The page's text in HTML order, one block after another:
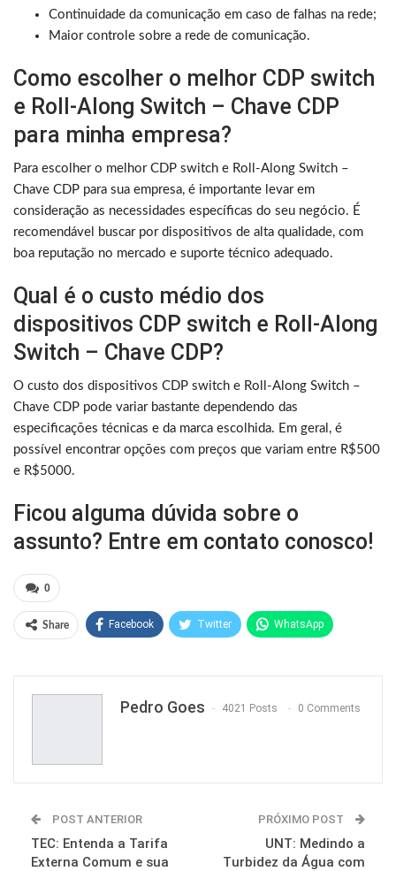
Continuidade da comunicação em caso de falhas na rede;
Maior controle sobre a rede de comunicação.
Como escolher o melhor CDP switch
e Roll-Along Switch – Chave CDP
para minha empresa?
Para escolher o melhor CDP switch e Roll-Along Switch –
Chave CDP para sua empresa, é importante levar em
consideração as necessidades específicas do seu negócio. É
recomendável buscar por dispositivos de alta qualidade, com
boa reputação no mercado e suporte técnico adequado.
Qual é o custo médio dos
dispositivos CDP switch e Roll-Along
Switch – Chave CDP?
O custo dos dispositivos CDP switch e Roll-Along Switch –
Chave CDP pode variar bastante dependendo das
especificações técnicas e da marca escolhida. Em geral, é
possível encontrar opções com preços que variam entre R$500
e R$5000.
Ficou alguma dúvida sobre o
assunto? Entre em contato conosco!
0
Share Facebook Twitter WhatsApp
Pedro Goes 4021 Posts 0 Comments
POST ANTERIOR
TEC: Entenda a Tarifa
Externa Comum e sua
PRÓXIMO POST
UNT: Medindo a
Turbidez da Água com